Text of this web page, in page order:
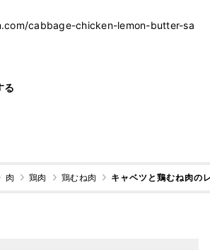
cabbage-chicken-lemon-butter-sa
る
肉 鶏肉 鶏むね肉 キャベツと鶏むね肉の